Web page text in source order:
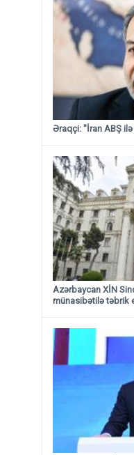
Əraqçi: "İran ABŞ ilə
Azərbaycan XİN
münasibətilə təbrik